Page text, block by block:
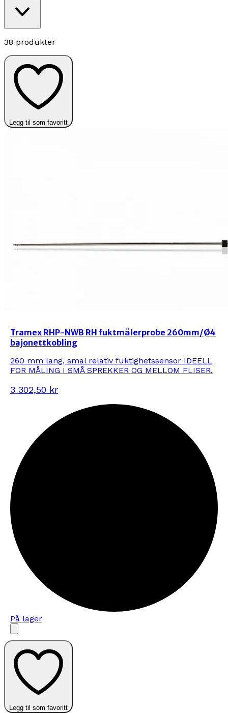
38 produkter
Legg til som favoritt
Tramex RHP-NWB RH fuktmålerprobe 260mm/Ø4
bajonettkobling
260 mm lang, smal relativ fuktighetssensor IDEELL
FOR MÅLING I SMÅ SPREKKER OG MELLOM FLISER.
3 302,50 kr
På lager
Legg til som favoritt